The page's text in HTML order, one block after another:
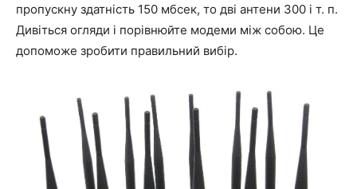
пропускну здатність 150 мбсек, то дві антени 300 і т. п.
Дивіться огляди і порівнюйте модеми між собою. Це
допоможе зробити правильний вибір.